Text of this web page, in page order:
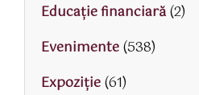
Educaţie financiară(2)
Evenimente(538)
Expoziție(61)